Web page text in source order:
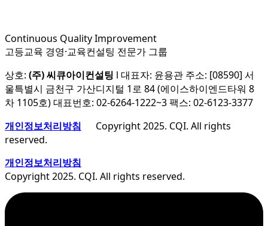
Continuous Quality Improvement
고등교육 경영·교육컨설팅 전문가 그룹
상호: (주) 씨큐아이컨설팅 l 대표자: 윤용관 주소: [08590] 서
울특별시 금천구 가산디지털 1로 84 (에이스하이엔드타워 8
차 1105호) 대표번호: 02-6264-1222~3 팩스: 02-6123-3377
개인정보처리방침 Copyright 2025. CQI. All rights
reserved.
개인정보처리방침
Copyright 2025. CQI. All rights reserved.